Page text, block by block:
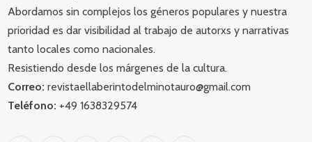
Abordamos sin complejos los géneros populares y nuestra
prioridad es dar visibilidad al trabajo de autorxs y narrativas
tanto locales como nacionales.
Resistiendo desde los márgenes de la cultura.
Correo: revistaellaberintodelminotauro@gmail.com
Teléfono: +49 1638329574